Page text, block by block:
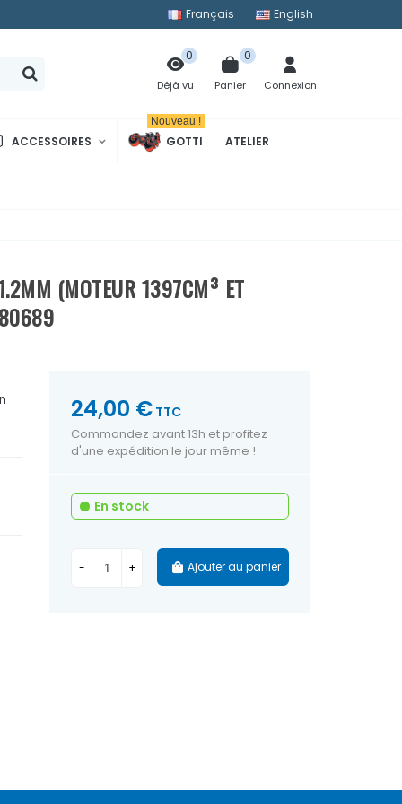
Français English
Déjà vu
0
Panier
0
Connexion
ACCESSOIRES GOTTI
Nouveau !
ATELIER
(MOTEUR 1397CM³ ET
24,00 € TTC
Commandez avant 13h et profitez
d'une expédition le jour même !
En stock
- + Ajouter au panier